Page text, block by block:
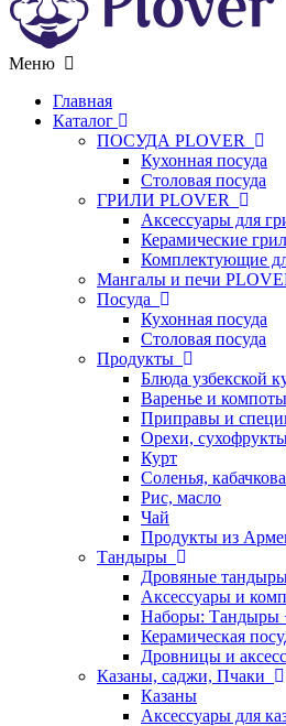
Меню
Главная
Каталог
ПОСУДА PLOVER
Кухонная посуда
Столовая посуда
ГРИЛИ PLOVER
Аксессуары для
Керамические
Комплектующие
Мангалы и печи
Посуда
Кухонная посуда
Столовая посуда
Продукты
Блюда узбекской
Варенье и компоты
Приправы и
Орехи,
Курт
Соленья,
Рис, масло
Чай
Продукты из
Тандыры
Дровяные
Аксессуары и
Наборы: Тандыры
Керамическая
Дровницы и
Казаны, саджи, Пчаки
Казаны
Аксессуары для